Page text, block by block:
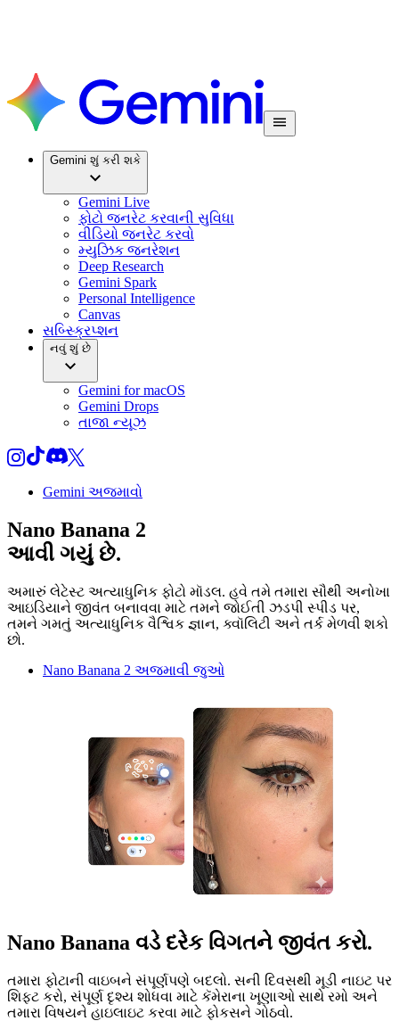
Gemini શું કરી શકે
Gemini Live
ફોટો જનરેટ કરવાની સુવિધા
વીડિયો જનરેટ કરવો
મ્યુઝિક જનરેશન
Deep Research
Gemini Spark
Personal Intelligence
Canvas
સબ્સ્ક્રિપ્શન
નવું શું છે
Gemini for macOS
Gemini Drops
તાજા ન્યૂઝ
Gemini અજમાવો
Nano Banana 2
આવી ગયું છે.
અમારું લેટેસ્ટ અત્યાધુનિક ફોટો મૉડલ. હવે તમે તમારા સૌથી અનોખા
આઇડિયાને જીવંત બનાવવા માટે તમને જોઈતી ઝડપી સ્પીડ પર,
તમને ગમતું અત્યાધુનિક વૈશ્વિક જ્ઞાન, ક્વૉલિટી અને તર્ક મેળવી શકો
છો.
Nano Banana 2 અજમાવી જુઓ
Nano Banana વડે દરેક વિગતને જીવંત કરો.
તમારા ફોટાની વાઇબને સંપૂર્ણપણે બદલો. સની દિવસથી મૂડી નાઇટ પર
શિફ્ટ કરો, સંપૂર્ણ દૃશ્ય શોધવા માટે કૅમેરાના ખૂણાઓ સાથે રમો અને
તમારા વિષયને હાઇલાઇટ કરવા માટે ફોકસને ગોઠવો.